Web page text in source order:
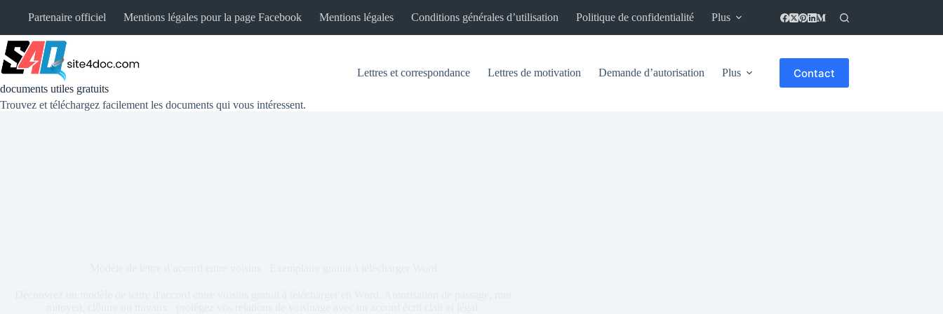
Partenaire officiel Mentions légales pour la page Facebook Mentions légales Conditions générales d’utilisation Politique de confidentialité Plus
documents utiles gratuits
Trouvez et téléchargez facilement les documents qui vous intéressent.
Lettres et correspondance Lettres de motivation Demande d’autorisation Plus Contact